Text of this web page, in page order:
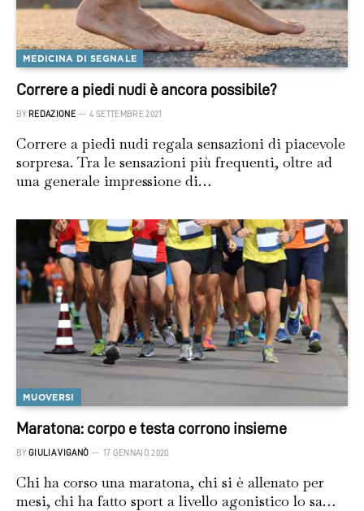
MEDICINA DI SEGNALE
Correre a piedi nudi è ancora possibile?
BY REDAZIONE 4 SETTEMBRE 2021
Correre a piedi nudi regala sensazioni di piacevole
sorpresa. Tra le sensazioni più frequenti, oltre ad
una generale impressione di…
MUOVERSI
Maratona: corpo e testa corrono insieme
BY GIULIA VIGANÒ 17 GENNAIO 2020
Chi ha corso una maratona, chi si è allenato per
mesi, chi ha fatto sport a livello agonistico lo sa…